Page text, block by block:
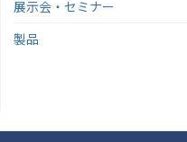
展示会・セミナー
製品